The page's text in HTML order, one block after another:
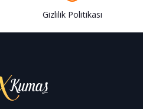
Gizlilik Politikası